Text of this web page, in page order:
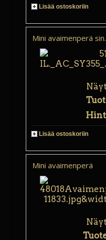
Lisää ostoskoriin
Mini avaimenperä sin.
Lisää ostoskoriin
Mini avaimenperä